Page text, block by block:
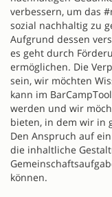
verbessern, um das
sozial nachhaltig zu
Aufgrund dessen
es geht durch
ermöglichen. Die
sein, wir möchten
kann im
werden und wir
bieten, in dem wir in
Den Anspruch auf
die inhaltliche
können.